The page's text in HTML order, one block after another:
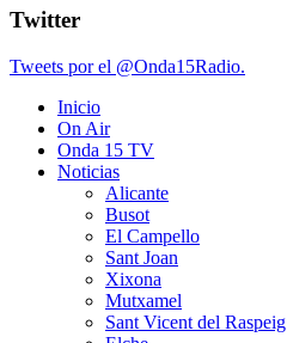
Twitter
Tweets por el @Onda15Radio.
Inicio
On Air
Onda 15 TV
Noticias
Alicante
Busot
El Campello
Sant Joan
Xixona
Mutxamel
Sant Vicent del Raspeig